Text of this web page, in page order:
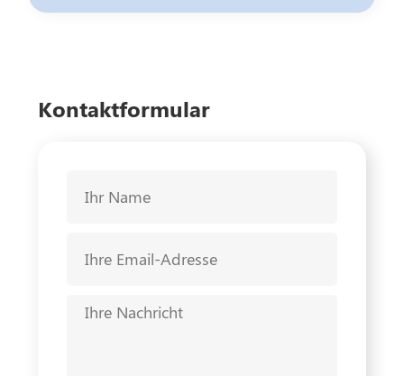
Kontaktformular